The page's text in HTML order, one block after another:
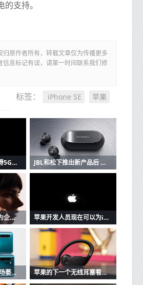
的支持。
归原作者所有，转载文章仅为传播更多
信息标记有误，请第一时间联系我们修
标签： iPhone SE 苹果
苹果从Wedbush获得5G潜在看涨信号 JBL和松下推出新产品后 苹果AirPods的竞争加剧
苹果AirPods Pro成为企业家最好朋友的3个原因 苹果开发人员现在可以为iOS和Mac应用程序创建单一购买的应用程序版本
随着苹果的暴跌和市场萎缩，华为在中国保持强大 苹果的下一个无线耳塞看起来很像Beats Powerbeats Pro